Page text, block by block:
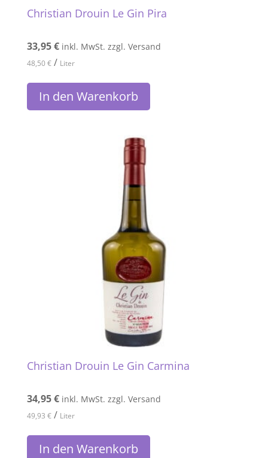
Christian Drouin Le Gin Pira
33,95€ inkl. MwSt. zzgl. Versand
48,50€/ Liter
In den Warenkorb
Christian Drouin Le Gin Carmina
34,95€ inkl. MwSt. zzgl. Versand
49,93 €/ Liter
In den Warenkorb